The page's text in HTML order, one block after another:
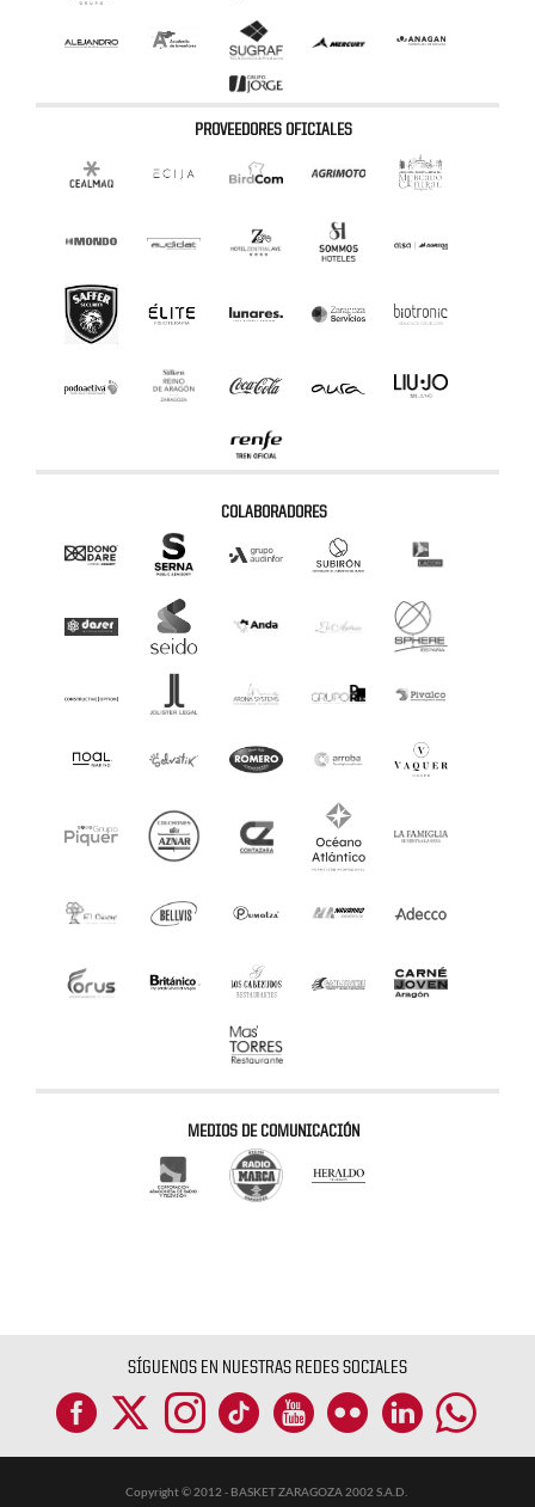
PROVEEDORES OFICIALES
COLABORADORES
MEDIOS DE COMUNICACIÓN
SÍGUENOS EN NUESTRAS REDES SOCIALES
Copyright © 2012 - BASKET ZARAGOZA 2002 S.A.D.